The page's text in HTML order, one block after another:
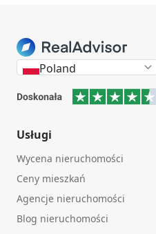
Poland
Usługi
Wycena nieruchomości
Ceny mieszkań
Agencje nieruchomości
Blog nieruchomości